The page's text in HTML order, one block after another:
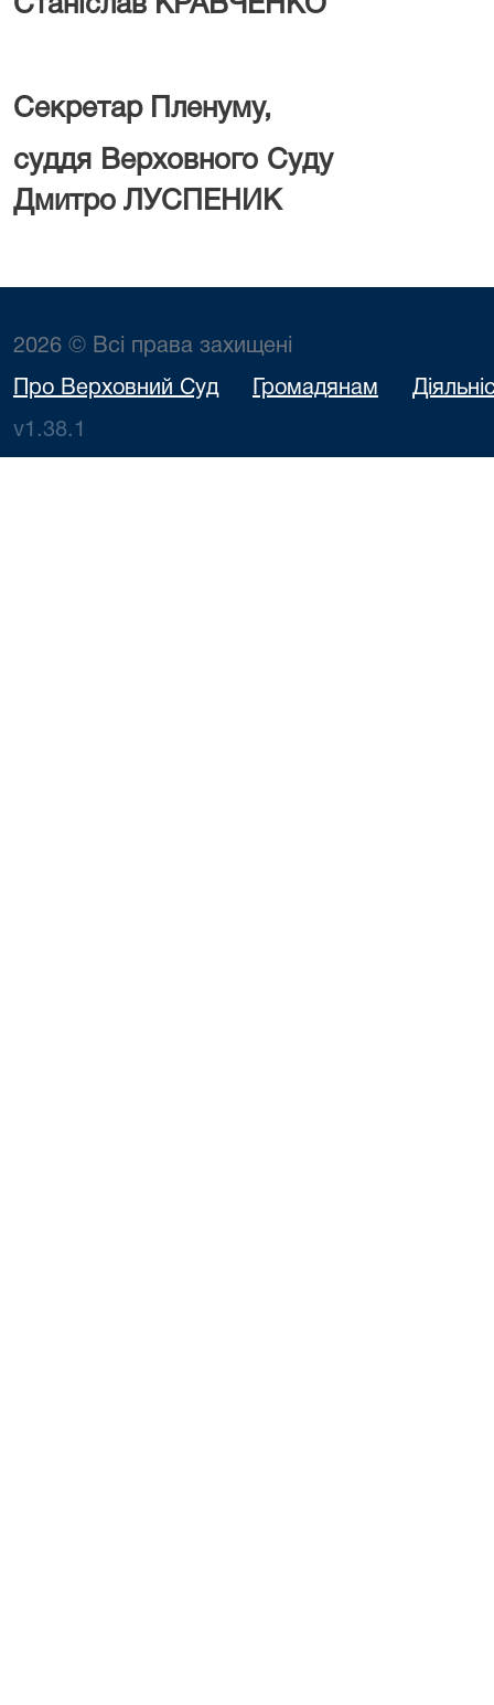
Станіслав КРАВЧЕНКО
Секретар Пленуму,
суддя
Дмитро ЛУСПЕНИК
2026 © Всі права захищені
Про Верховний Суд Громадянам
v1.38.1